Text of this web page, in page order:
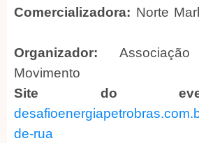
Comercializadora: Norte
Organizador:
Movimento
Site do
desafioenergiapetrobras.com.
de-rua